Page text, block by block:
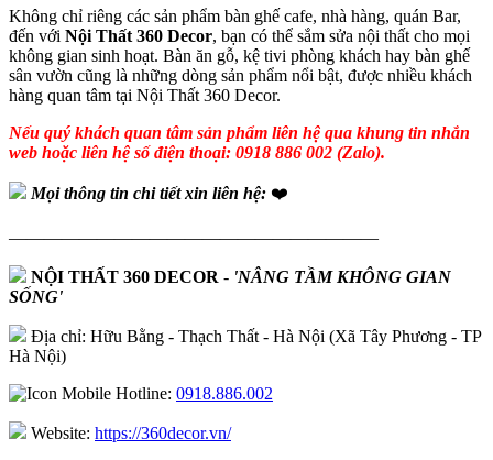
Không chỉ riêng các sản phẩm bàn ghế cafe, nhà hàng, quán Bar,
đến với Nội Thất 360 Decor, bạn có thể sắm sửa nội thất cho mọi
không gian sinh hoạt. Bàn ăn gỗ, kệ tivi phòng khách hay bàn ghế
sân vườn cũng là những dòng sản phẩm nổi bật, được nhiều khách
hàng quan tâm tại Nội Thất 360 Decor.
Nếu quý khách quan tâm sản phẩm liên hệ qua khung tin nhắn
web hoặc liên hệ số điện thoại: 0918 886 002 (Zalo).
Mọi thông tin chi tiết xin liên hệ: ❤️
—————————————————————
NỘI THẤT 360 DECOR - 'NÂNG TẦM KHÔNG GIAN
SỐNG'
Địa chỉ: Hữu Bằng - Thạch Thất - Hà Nội (Xã Tây Phương - TP
Hà Nội)
Hotline: 0918.886.002
Website: https://360decor.vn/